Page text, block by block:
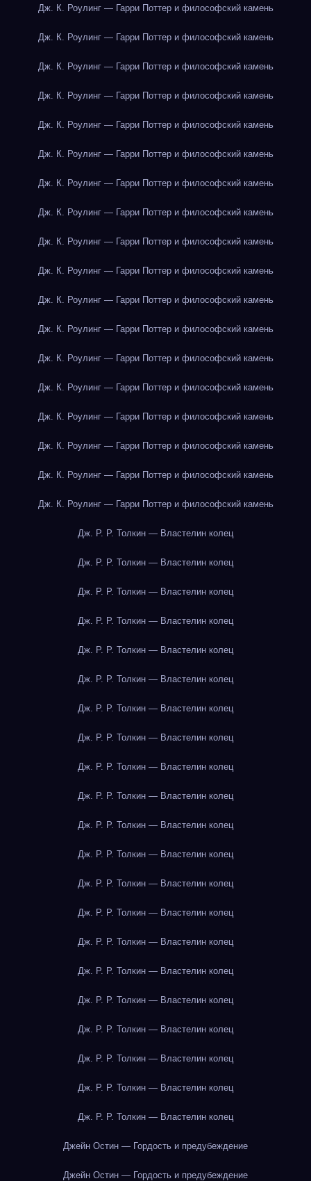
Дж. К. Роулинг — Гарри Поттер и философский камень
Дж. К. Роулинг — Гарри Поттер и философский камень
Дж. К. Роулинг — Гарри Поттер и философский камень
Дж. К. Роулинг — Гарри Поттер и философский камень
Дж. К. Роулинг — Гарри Поттер и философский камень
Дж. К. Роулинг — Гарри Поттер и философский камень
Дж. К. Роулинг — Гарри Поттер и философский камень
Дж. К. Роулинг — Гарри Поттер и философский камень
Дж. К. Роулинг — Гарри Поттер и философский камень
Дж. К. Роулинг — Гарри Поттер и философский камень
Дж. К. Роулинг — Гарри Поттер и философский камень
Дж. К. Роулинг — Гарри Поттер и философский камень
Дж. К. Роулинг — Гарри Поттер и философский камень
Дж. К. Роулинг — Гарри Поттер и философский камень
Дж. К. Роулинг — Гарри Поттер и философский камень
Дж. К. Роулинг — Гарри Поттер и философский камень
Дж. К. Роулинг — Гарри Поттер и философский камень
Дж. К. Роулинг — Гарри Поттер и философский камень
Дж. Р. Р. Толкин — Властелин колец
Дж. Р. Р. Толкин — Властелин колец
Дж. Р. Р. Толкин — Властелин колец
Дж. Р. Р. Толкин — Властелин колец
Дж. Р. Р. Толкин — Властелин колец
Дж. Р. Р. Толкин — Властелин колец
Дж. Р. Р. Толкин — Властелин колец
Дж. Р. Р. Толкин — Властелин колец
Дж. Р. Р. Толкин — Властелин колец
Дж. Р. Р. Толкин — Властелин колец
Дж. Р. Р. Толкин — Властелин колец
Дж. Р. Р. Толкин — Властелин колец
Дж. Р. Р. Толкин — Властелин колец
Дж. Р. Р. Толкин — Властелин колец
Дж. Р. Р. Толкин — Властелин колец
Дж. Р. Р. Толкин — Властелин колец
Дж. Р. Р. Толкин — Властелин колец
Дж. Р. Р. Толкин — Властелин колец
Дж. Р. Р. Толкин — Властелин колец
Дж. Р. Р. Толкин — Властелин колец
Дж. Р. Р. Толкин — Властелин колец
Джейн Остин — Гордость и предубеждение
Джейн Остин — Гордость и предубеждение